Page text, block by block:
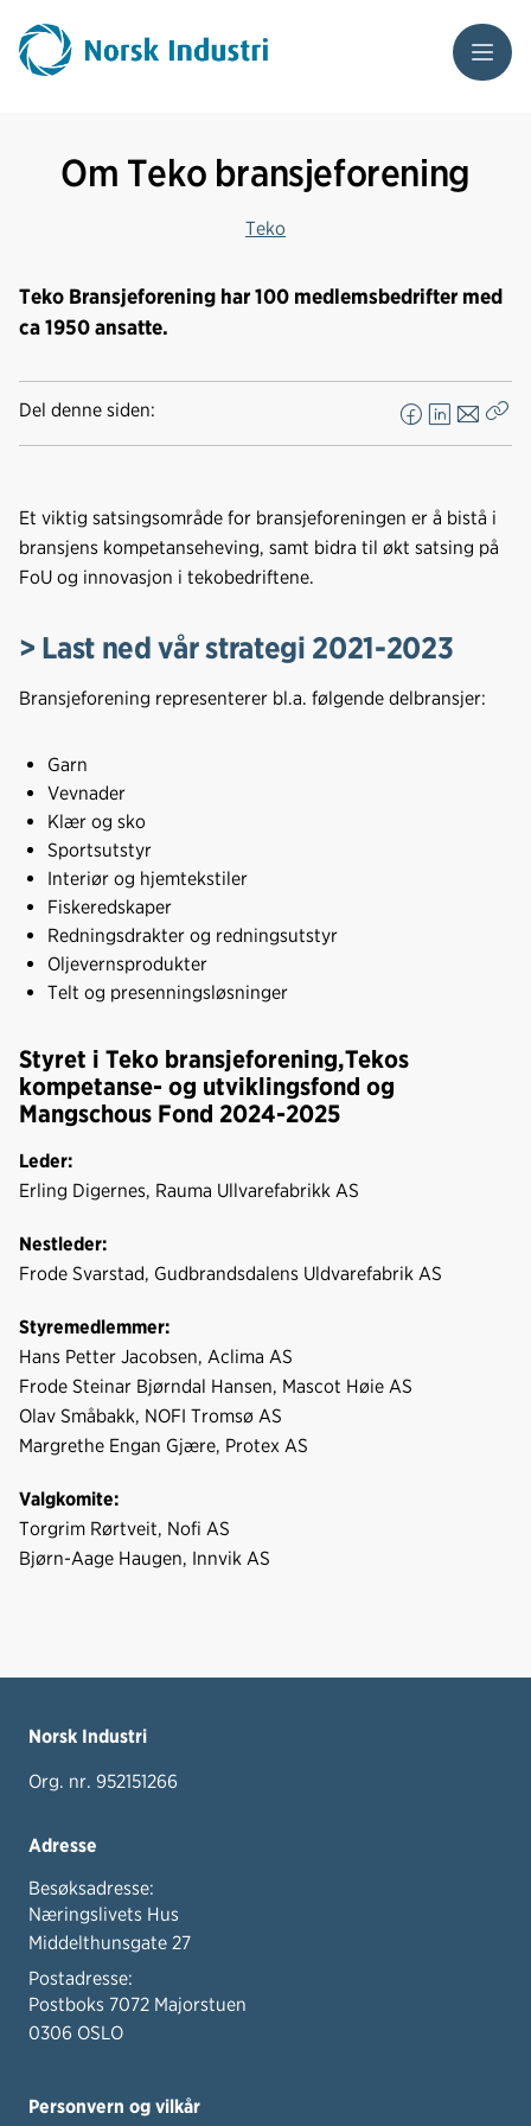
Meny
Om Teko bransjeforening
Teko
Teko Bransjeforening har 100 medlemsbedrifter med
ca 1950 ansatte.
Del denne siden:
F
a
e
b
L
i
k
e
E
-
o
s
Et viktig satsingsområde for bransjeforeningen er å bistå i
bransjens kompetanseheving, samt bidra til økt satsing på
FoU og innovasjon i tekobedriftene.
> Last ned vår strategi 2021-2023
Bransjeforening representerer bl.a. følgende delbransjer:
Garn
Vevnader
Klær og sko
Sportsutstyr
Interiør og hjemtekstiler
Fiskeredskaper
Redningsdrakter og redningsutstyr
Oljevernsprodukter
Telt og presenningsløsninger
Styret i Teko bransjeforening,Tekos
kompetanse- og utviklingsfond og
Mangschous Fond 2024-2025
Leder:
Erling Digernes, Rauma Ullvarefabrikk AS
Nestleder:
Frode Svarstad, Gudbrandsdalens Uldvarefabrik AS
Styremedlemmer:
Hans Petter Jacobsen, Aclima AS
Frode Steinar Bjørndal Hansen, Mascot Høie AS
Olav Småbakk, NOFI Tromsø AS
Margrethe Engan Gjære, Protex AS
Valgkomite:
Torgrim Rørtveit, Nofi AS
Bjørn-Aage Haugen, Innvik AS
Norsk Industri
Org. nr. 952151266
Adresse
Besøksadresse:
Næringslivets Hus
Middelthunsgate 27
Postadresse:
Postboks 7072 Majorstuen
0306 OSLO
Personvern og vilkår